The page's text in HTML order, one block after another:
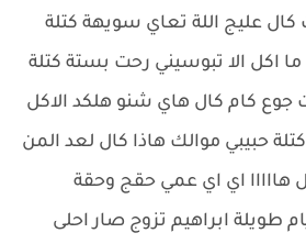
عليج اللة تعاي سويهة كتلة
اكل الا تبوسيني رحت بستة كتلة
جوع كام كال هاي شنو هلكد الاكل
حبيبي موالك هاذا كال لعد المن
هااااا اي اي عمي حقج وحقة
ابراهيم تزوج صار احلى